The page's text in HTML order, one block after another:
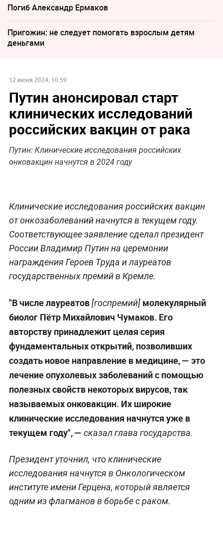
Погиб Александр Ермаков
Пригожин: не следует помогать взрослым детям
деньгами
12 июня 2024, 10:59
Путин анонсировал старт
клинических исследований
российских вакцин от рака
Путин: Клинические исследования российских
онковакцин начнутся в 2024 году
Клинические исследования российских вакцин
от онкозаболеваний начнутся в текущем году.
Соответствующее заявление сделал президент
России Владимир Путин на церемонии
награждения Героев Труда и лауреатов
государственных премий в Кремле.
"В числе лауреатов[госпремий] молекулярный
биолог Пётр Михайлович Чумаков. Его
авторству принадлежит целая серия
фундаментальных открытий, позволивших
создать новое направление в медицине, — это
лечение опухолевых заболеваний с помощью
полезных свойств некоторых вирусов, так
называемых онковакцин. Их широкие
клинические исследования начнутся уже в
текущем году", — сказал глава государства.
Президент уточнил, что клинические
исследования начнутся в Онкологическом
институте имени Герцена, который является
одним из флагманов в борьбе с раком.